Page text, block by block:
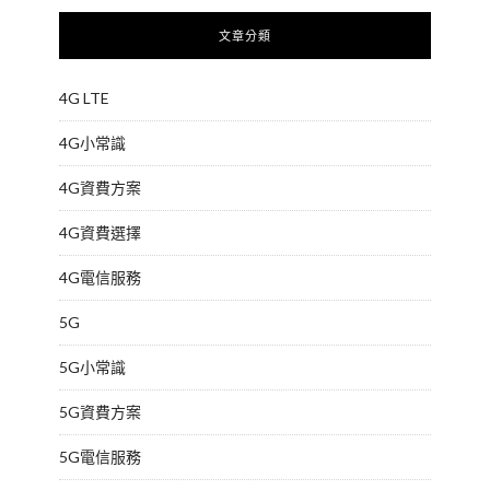
文章分類
4G LTE
4G小常識
4G資費方案
4G資費選擇
4G電信服務
5G
5G小常識
5G資費方案
5G電信服務